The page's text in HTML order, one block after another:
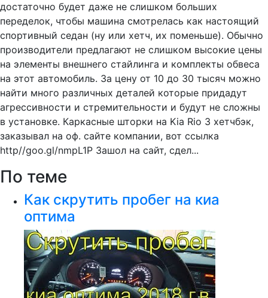
достаточно будет даже не слишком больших
переделок, чтобы машина смотрелась как настоящий
спортивный седан (ну или хетч, их поменьше). Обычно
производители предлагают не слишком высокие цены
на элементы внешнего стайлинга и комплекты обвеса
на этот автомобиль. За цену от 10 до 30 тысяч можно
найти много различных деталей которые придадут
агрессивности и стремительности и будут не сложны
в установке. Каркасные шторки на Kia Rio 3 хетчбэк,
заказывал на оф. сайте компании, вот ссылка
http//goo.gl/nmpL1P Зашол на сайт, сдел...
По теме
Как скрутить пробег на киа
оптима